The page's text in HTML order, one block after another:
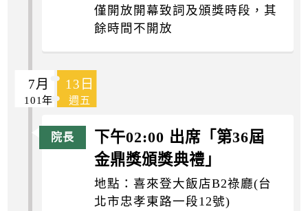
僅開放開幕致詞及頒獎時段，其
餘時間不開放
7月 13日
101年 週五
下午02:00 出席「第36屆
金鼎獎頒獎典禮」
地點：喜來登大飯店B2祿廳(台
北市忠孝東路一段12號)